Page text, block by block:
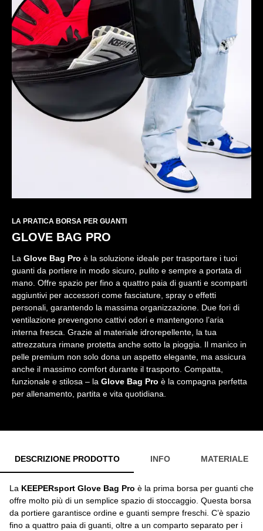
LA PRATICA BORSA PER GUANTI
GLOVE BAG PRO
La Glove Bag Pro è la soluzione ideale per trasportare i tuoi
guanti da portiere in modo sicuro, pulito e sempre a portata di
mano. Offre spazio per fino a quattro paia di guanti e scomparti
aggiuntivi per accessori come fasciature, spray o effetti
personali, garantendo la massima organizzazione. Due fori di
ventilazione prevengono cattivi odori e mantengono l’aria
interna fresca. Grazie al materiale idrorepellente, la tua
attrezzatura rimane protetta anche sotto la pioggia. Il manico in
pelle premium non solo dona un aspetto elegante, ma assicura
anche il massimo comfort durante il trasporto. Compatta,
funzionale e stilosa – la Glove Bag Pro è la compagna perfetta
per allenamento, partita e vita quotidiana.
DESCRIZIONE PRODOTTO INFO MATERIALE
La KEEPERsport Glove Bag Pro è la prima borsa per guanti che
offre molto più di un semplice spazio di stoccaggio. Questa borsa
da portiere garantisce ordine e guanti sempre freschi. C’è spazio
fino a quattro paia di guanti, oltre a un comparto separato per i